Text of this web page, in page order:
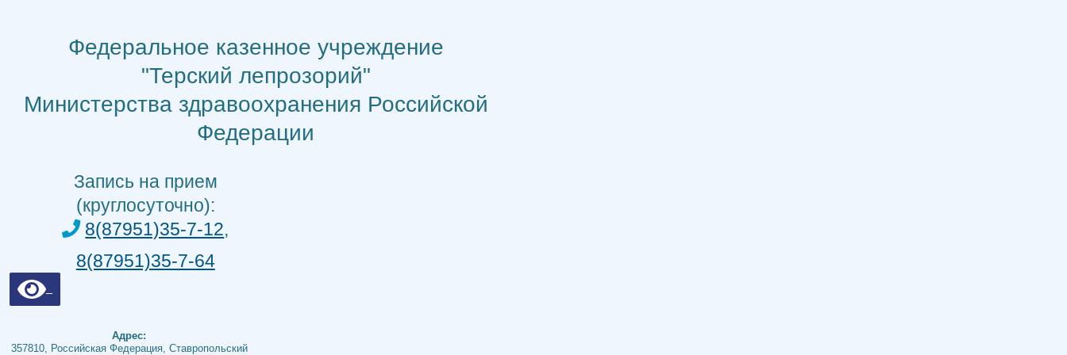
содержимомуФедеральное казенное учреждение
"Терский лепрозорий"
Министерства здравоохранения Российской
Федерации
Запись на прием
(круглосуточно):
8(87951)35-7-12,
8(87951)35-7-64
Адрес:
357810, Российская Федерация, Ставропольский